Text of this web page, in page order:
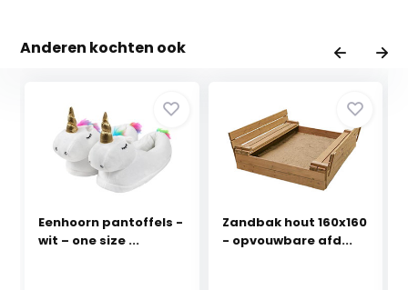
Anderen kochten ook
Eenhoorn pantoffels -
wit – one size ...
Zandbak hout 160x160
- opvouwbare afd...